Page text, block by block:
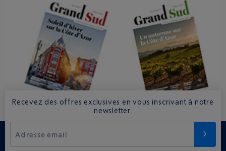
Recevez des offres exclusives en vous inscrivant à notre
newsletter.
Adresse email